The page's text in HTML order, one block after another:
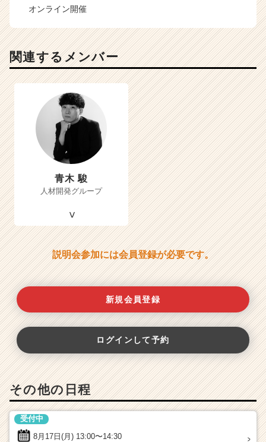
オンライン開催
関連するメンバー
青木 駿
人材開発グループ
説明会参加には会員登録が必要です。
新規会員登録
ログインして予約
その他の日程
8月17日(月) 13:00〜14:30
受付中